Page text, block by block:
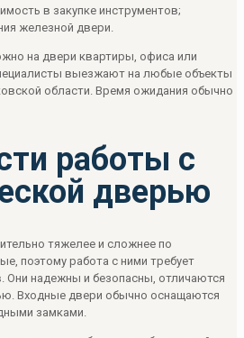
в закупке инструментов;
железной двери.
на двери квартиры, офиса или
выезжают на любые объекты
области. Время ожидания обычно
работы с
дверью
тяжелее и сложнее по
поэтому работа с ними требует
Они надежны и безопасны, отличаются
Входные двери обычно оснащаются
замками.